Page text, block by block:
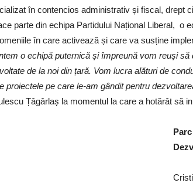
în contencios administrativ și fiscal, drept
parte din echipa Partidului Național Liberal, o
în care activează și care va susține
o echipă puternică și împreună vom reuși
de la noi din țară. Vom lucra alături de
proiectele pe care le-am gândit pentru
Țâgârlaș la momentul la care a hotărât să